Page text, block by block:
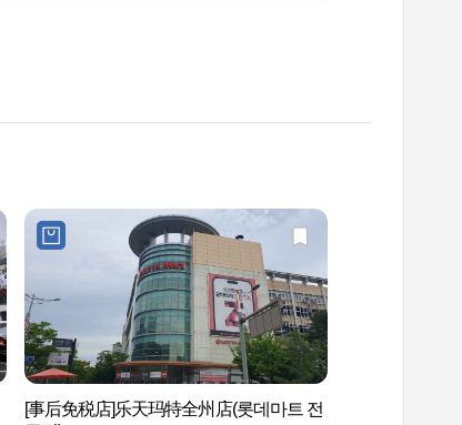
[事后免税店]乐天玛特全州店(롯데마트 전